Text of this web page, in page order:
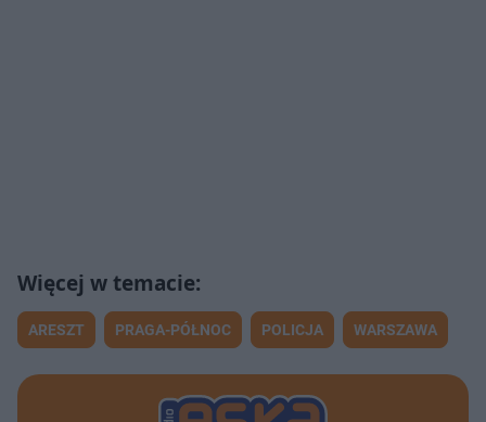
ARESZT PRAGA-PÓŁNOC POLICJA WARSZAWA